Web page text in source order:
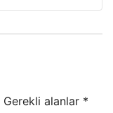
Gerekli alanlar *